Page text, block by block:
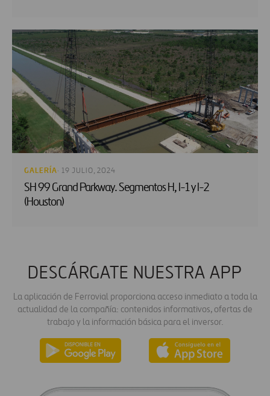
GALERÍA· 19 JULIO, 2024
SH 99 Grand Parkway. Segmentos H, I-1 y I-2
(Houston)
DESCÁRGATE NUESTRA APP
La aplicación de Ferrovial proporciona acceso inmediato a toda la
actualidad de la compañía: contenidos informativos, ofertas de
trabajo y la información básica para el inversor.